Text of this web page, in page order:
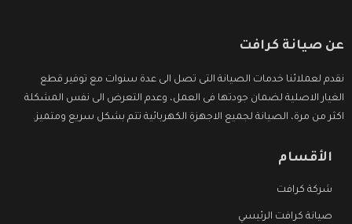
عن صيانة كرافت
نقدم لعملائنا خدمات الصيانة التى تصل الى عدة سنوات مع توفير قطع
الغيار الاصلية لضمان جودتها فى العمل، وعدم التعرض الى نفس المشكلة
اكثر من مرة، الصيانة لجميع الاجهزة الكهربائية تتم بشكل سريع ومتميز.
الأقسام
شركة كرافت
صيانة كرافت الرئيسي